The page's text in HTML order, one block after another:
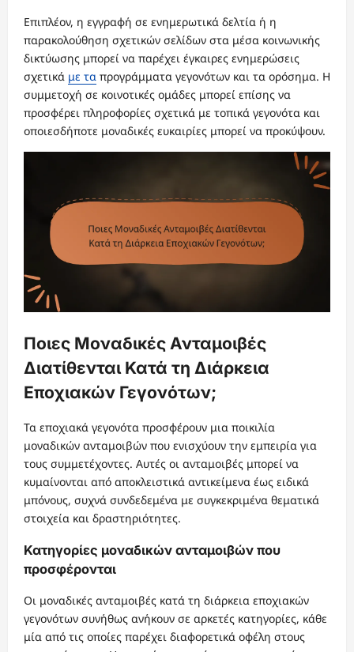
Επιπλέον, η εγγραφή σε ενημερωτικά δελτία ή η
παρακολούθηση σχετικών σελίδων στα μέσα κοινωνικής
δικτύωσης μπορεί να παρέχει έγκαιρες ενημερώσεις
σχετικά με τα προγράμματα γεγονότων και τα ορόσημα. Η
συμμετοχή σε κοινοτικές ομάδες μπορεί επίσης να
προσφέρει πληροφορίες σχετικά με τοπικά γεγονότα και
οποιεσδήποτε μοναδικές ευκαιρίες μπορεί να προκύψουν.
Ποιες Μοναδικές Ανταμοιβές
Διατίθενται Κατά τη Διάρκεια
Εποχιακών Γεγονότων;
Τα εποχιακά γεγονότα προσφέρουν μια ποικιλία
μοναδικών ανταμοιβών που ενισχύουν την εμπειρία για
τους συμμετέχοντες. Αυτές οι ανταμοιβές μπορεί να
κυμαίνονται από αποκλειστικά αντικείμενα έως ειδικά
μπόνους, συχνά συνδεδεμένα με συγκεκριμένα θεματικά
στοιχεία και δραστηριότητες.
Κατηγορίες μοναδικών ανταμοιβών που
προσφέρονται
Οι μοναδικές ανταμοιβές κατά τη διάρκεια εποχιακών
γεγονότων συνήθως ανήκουν σε αρκετές κατηγορίες, κάθε
μία από τις οποίες παρέχει διαφορετικά οφέλη στους